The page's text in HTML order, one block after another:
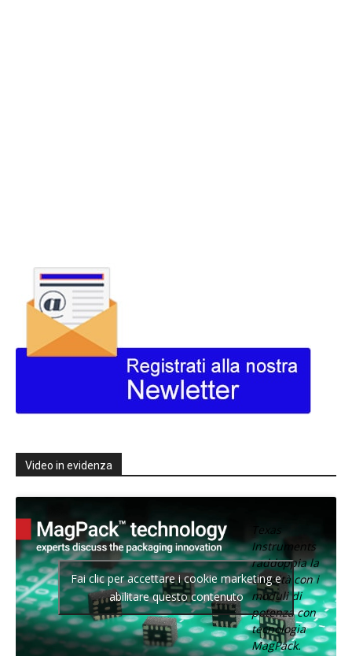
Video in evidenza
Texas
Instruments
raddoppia la
densità con i
moduli di
potenza con
tecnologia
MagPack.
Fai clic per accettare i cookie marketing e
abilitare questo contenuto